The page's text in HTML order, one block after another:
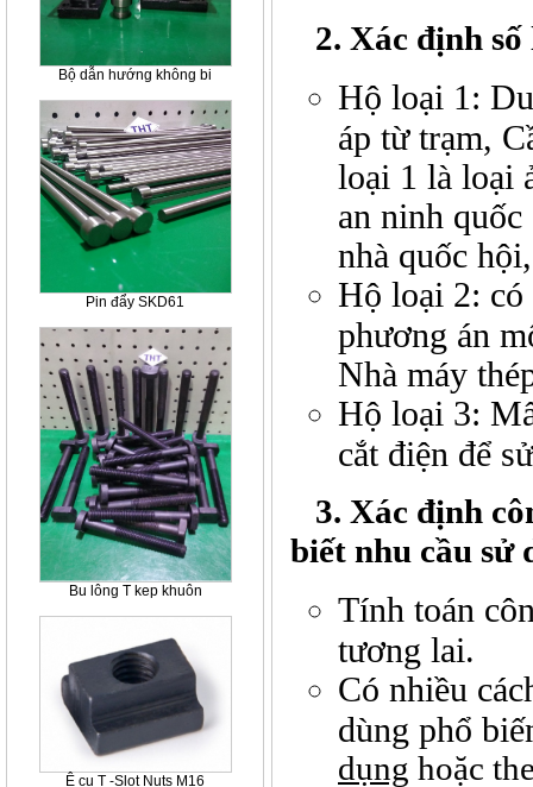
Bộ dẫn hướng không bi
Pin đẩy SKD61
Bu lông T kep khuôn
Ê cu T -Slot Nuts M16
2. Xác định
Hộ loại 1:
áp từ trạm,
loại 1 là loại
an ninh
nhà quốc
Hộ loại 2: có
phương án
Nhà máy
Hộ loại 3:
cắt điện để
3. Xác định
biết nhu cầu sử
Tính toán
tương lai.
Có nhiều
dùng phổ
dụng hoặc